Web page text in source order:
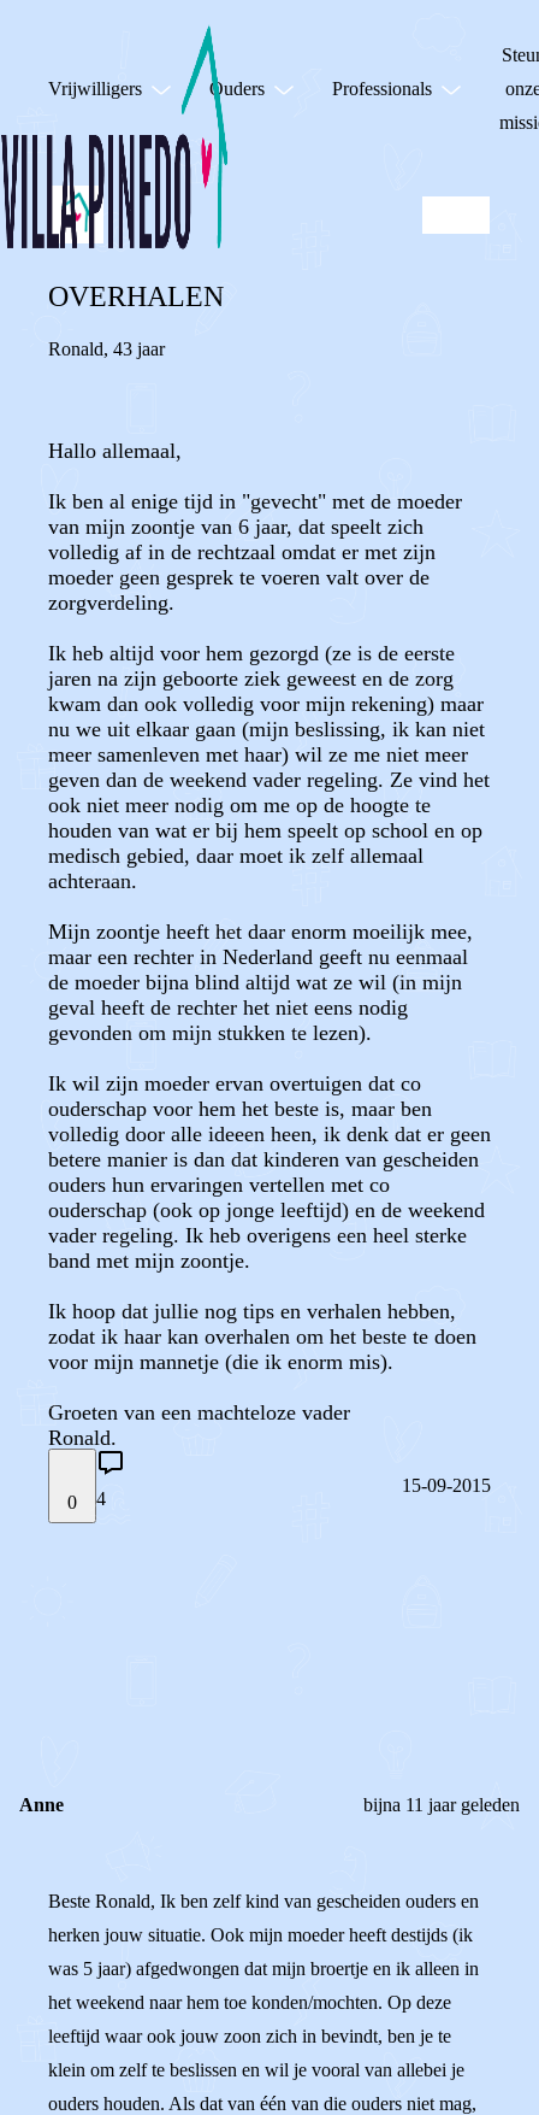
Vrijwilligers Ouders Professionals
OVERHALEN
Ronald, 43 jaar
Hallo allemaal,
Ik ben al enige tijd in "gevecht" met de moeder
van mijn zoontje van 6 jaar, dat speelt zich
volledig af in de rechtzaal omdat er met zijn
moeder geen gesprek te voeren valt over de
zorgverdeling.
Ik heb altijd voor hem gezorgd (ze is de eerste
jaren na zijn geboorte ziek geweest en de zorg
kwam dan ook volledig voor mijn rekening) maar
nu we uit elkaar gaan (mijn beslissing, ik kan niet
meer samenleven met haar) wil ze me niet meer
geven dan de weekend vader regeling. Ze vind het
ook niet meer nodig om me op de hoogte te
houden van wat er bij hem speelt op school en op
medisch gebied, daar moet ik zelf allemaal
achteraan.
Mijn zoontje heeft het daar enorm moeilijk mee,
maar een rechter in Nederland geeft nu eenmaal
de moeder bijna blind altijd wat ze wil (in mijn
geval heeft de rechter het niet eens nodig
gevonden om mijn stukken te lezen).
Ik wil zijn moeder ervan overtuigen dat co
ouderschap voor hem het beste is, maar ben
volledig door alle ideeen heen, ik denk dat er geen
betere manier is dan dat kinderen van gescheiden
ouders hun ervaringen vertellen met co
ouderschap (ook op jonge leeftijd) en de weekend
vader regeling. Ik heb overigens een heel sterke
band met mijn zoontje.
Ik hoop dat jullie nog tips en verhalen hebben,
zodat ik haar kan overhalen om het beste te doen
voor mijn mannetje (die ik enorm mis).
Groeten van een machteloze vader
Ronald.
0 4
15-09-2015
Anne bijna 11 jaar geleden
Beste Ronald, Ik ben zelf kind van gescheiden ouders en
herken jouw situatie. Ook mijn moeder heeft destijds (ik
was 5 jaar) afgedwongen dat mijn broertje en ik alleen in
het weekend naar hem toe konden/mochten. Op deze
leeftijd waar ook jouw zoon zich in bevindt, ben je te
klein om zelf te beslissen en wil je vooral van allebei je
ouders houden. Als dat van één van die ouders niet mag,